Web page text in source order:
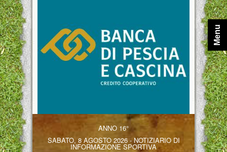
ANNO 16°
SABATO, 8 AGOSTO 2026 - NOTIZIARIO DI
INFORMAZIONE SPORTIVA
Menu